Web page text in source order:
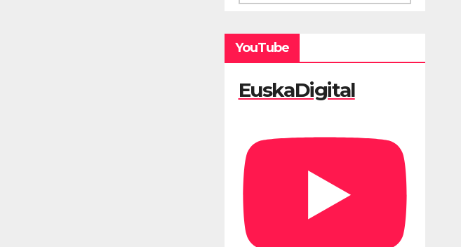
YouTube
EuskaDigital